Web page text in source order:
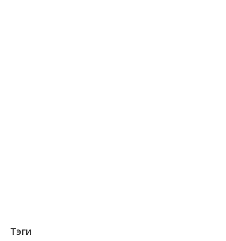
Тэги